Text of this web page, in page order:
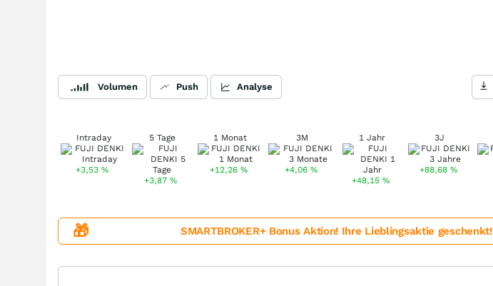
Volumen Push Analyse
Intraday
+3,53%
5 Tage
+3,87%
1 Monat
+12,26%
3M
+4,06 %
1 Jahr
+48,15%
3J
+88,68 %
🎁 SMARTBROKER+ Bonus Aktion! Ihre Lieblingsaktie geschenkt!